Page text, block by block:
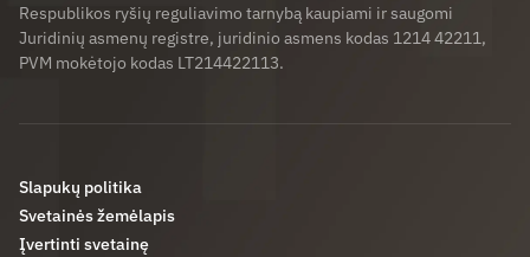
Respublikos ryšių reguliavimo tarnybą kaupiami ir saugomi
Juridinių asmenų registre, juridinio asmens kodas 1214 42211,
PVM mokėtojo kodas LT214422113.
Slapukų politika
Svetainės žemėlapis
Įvertinti svetainę